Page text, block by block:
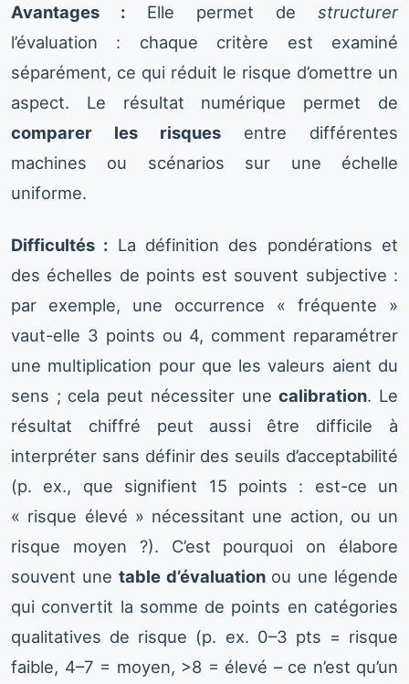
Avantages : Elle permet de structurer
l’évaluation : chaque critère est examiné
séparément, ce qui réduit le risque d’omettre un
aspect. Le résultat numérique permet de
comparer les risques entre différentes
machines ou scénarios sur une échelle
uniforme.
Difficultés : La définition des pondérations et
des échelles de points est souvent subjective :
par exemple, une occurrence « fréquente »
vaut-elle 3 points ou 4, comment reparamétrer
une multiplication pour que les valeurs aient du
sens ; cela peut nécessiter unecalibration. Le
résultat chiffré peut aussi être difficile à
interpréter sans définir des seuils d’acceptabilité
(p. ex., que signifient 15 points : est-ce un
« risque élevé » nécessitant une action, ou un
risque moyen ?). C’est pourquoi on élabore
souvent une table d’évaluationou une légende
qui convertit la somme de points en catégories
qualitatives de risque (p. ex. 0–3 pts = risque
faible, 4–7 = moyen, >8 = élevé – ce n’est qu’un